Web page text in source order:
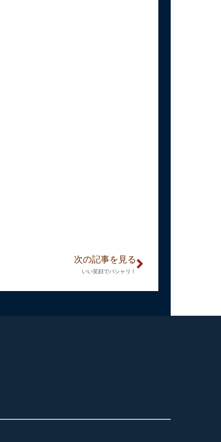
次の記事を見る
いい笑顔でパシャリ！